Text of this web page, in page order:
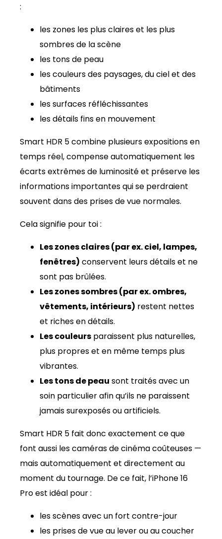
:
les zones les plus claires et les plus
sombres de la scène
les tons de peau
les couleurs des paysages, du ciel et des
bâtiments
les surfaces réfléchissantes
les détails fins en mouvement
Smart HDR 5 combine plusieurs expositions en
temps réel, compense automatiquement les
écarts extrêmes de luminosité et préserve les
informations importantes qui se perdraient
souvent dans des prises de vue normales.
Cela signifie pour toi :
Les zones claires (par ex. ciel, lampes,
fenêtres) conservent leurs détails et ne
sont pas brûlées.
Les zones sombres (par ex. ombres,
vêtements, intérieurs) restent nettes
et riches en détails.
Les couleurs paraissent plus naturelles,
plus propres et en même temps plus
vibrantes.
Les tons de peau sont traités avec un
soin particulier afin qu’ils ne paraissent
jamais surexposés ou artificiels.
Smart HDR 5 fait donc exactement ce que
font aussi les caméras de cinéma coûteuses —
mais automatiquement et directement au
moment du tournage. De ce fait, l’iPhone 16
Pro est idéal pour :
les scènes avec un fort contre-jour
les prises de vue au lever ou au coucher